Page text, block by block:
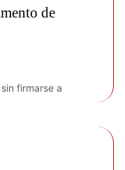
de
firmarse a